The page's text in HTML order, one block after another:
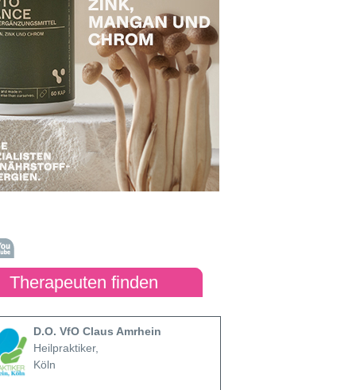
Therapeuten finden
D.O. VfO Claus Amrhein
Heilpraktiker,
Köln